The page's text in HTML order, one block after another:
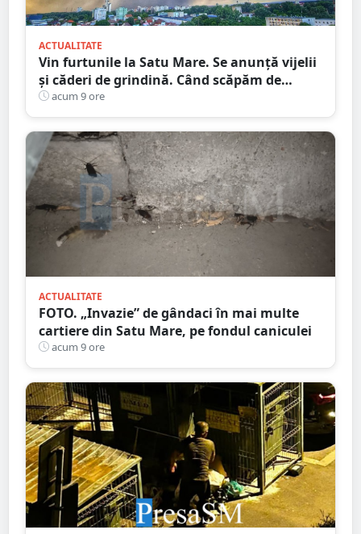
ACTUALITATE
Vin furtunile la Satu Mare. Se anunță vijelii
și căderi de grindină. Când scăpăm de
caniculă
acum 9 ore
ACTUALITATE
FOTO. „Invazie” de gândaci în mai multe
cartiere din Satu Mare, pe fondul caniculei
acum 9 ore